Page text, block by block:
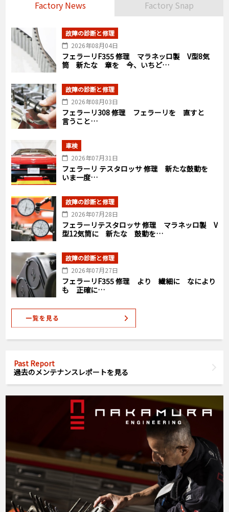
Factory News Factory Snap
故障の診断と修理
2026年08月04日
フェラーリF355 修理 マラネッロ製 V型8気
筒 新たな 章を 今、いちど…
故障の診断と修理
2026年08月03日
フェラーリ308 修理 フェラーリを 直すと
言うこと…
車検
2026年07月31日
フェラーリ テスタロッサ 修理 新たな鼓動を
いま一度…
故障の診断と修理
2026年07月28日
フェラーリテスタロッサ 修理 マラネッロ製 V
型12気筒に 新たな 鼓動を…
故障の診断と修理
2026年07月27日
フェラーリF355 修理 より 繊細に なにより
も 正確に…
Past Report
過去のメンテナンスレポートを見る